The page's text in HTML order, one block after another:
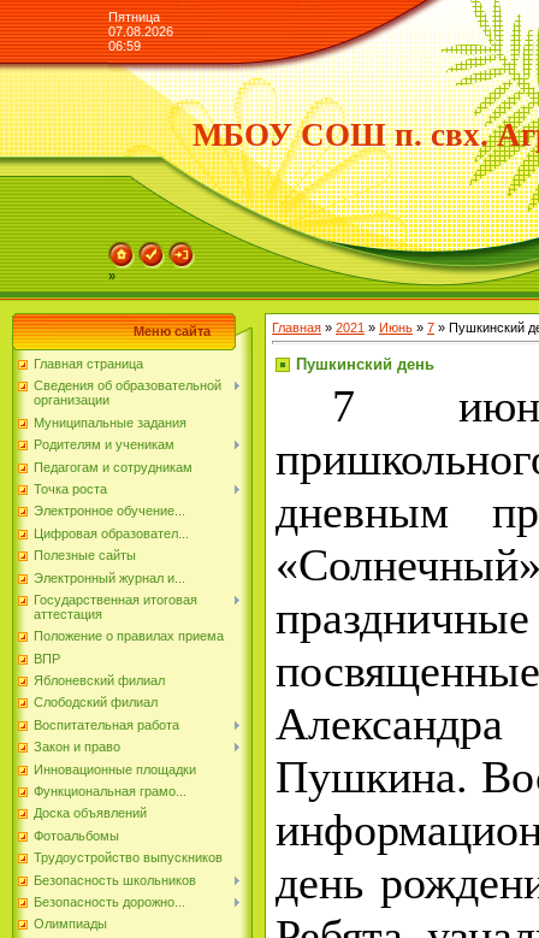
Пятница
07.08.2026
06:59
МБОУ СОШ п. свх.
»
Меню сайта
Главная страница
Сведения об образовательной
организации
Муниципальные задания
Родителям и ученикам
Педагогам и сотрудникам
Точка роста
Электронное обучение...
Цифровая образовател...
Полезные сайты
Электронный журнал и...
Государственная итоговая
аттестация
Положение о правилах приема
ВПР
Яблоневский филиал
Слободский филиал
Воспитательная работа
Закон и право
Инновационные площадки
Функциональная грамо...
Доска объявлений
Фотоальбомы
Трудоустройство выпускников
Безопасность школьников
Безопасность дорожно...
Олимпиады
Главная » 2021 » Июнь » 7 » Пушкинский
Пушкинский день
7
дневным
Пушкина.
день